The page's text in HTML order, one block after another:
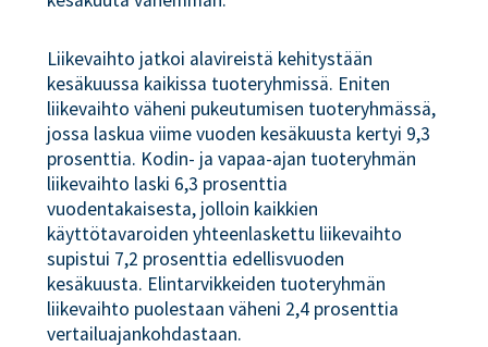
Liikevaihto jatkoi alavireistä kehitystään
kesäkuussa kaikissa tuoteryhmissä. Eniten
liikevaihto väheni pukeutumisen tuoteryhmässä,
jossa laskua viime vuoden kesäkuusta kertyi 9,3
prosenttia. Kodin- ja vapaa-ajan tuoteryhmän
liikevaihto laski 6,3 prosenttia
vuodentakaisesta, jolloin kaikkien
käyttötavaroiden yhteenlaskettu liikevaihto
supistui 7,2 prosenttia edellisvuoden
kesäkuusta. Elintarvikkeiden tuoteryhmän
liikevaihto puolestaan väheni 2,4 prosenttia
vertailuajankohdastaan.